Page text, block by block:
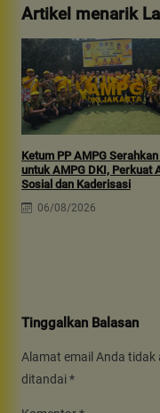
Artikel menarik
Ketum PP AMPG Serahkan
untuk AMPG DKI, Perkuat
Sosial dan Kaderisasi
06/08/2026
Tinggalkan Balasan
Alamat email Anda tidak
ditandai*